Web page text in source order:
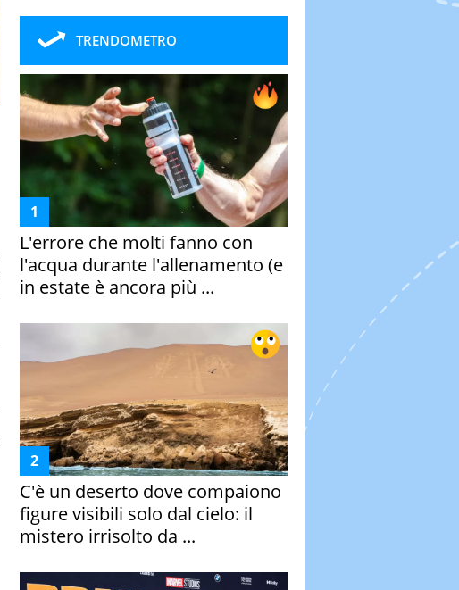
TRENDOMETRO
L'errore che molti fanno con
l'acqua durante l'allenamento (e
in estate è ancora più ...
C'è un deserto dove compaiono
figure visibili solo dal cielo: il
mistero irrisolto da ...